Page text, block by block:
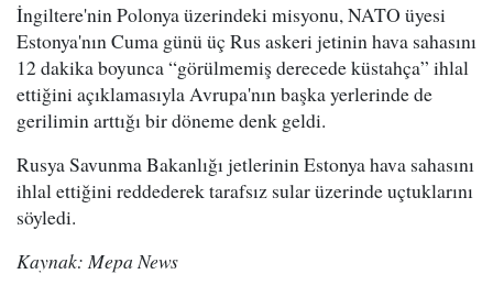
İngiltere'nin Polonya üzerindeki misyonu, NATO üyesi
Estonya'nın Cuma günü üç Rus askeri jetinin hava sahasını
12 dakika boyunca “görülmemiş derecede küstahça” ihlal
ettiğini açıklamasıyla Avrupa'nın başka yerlerinde de
gerilimin arttığı bir döneme denk geldi.
Rusya Savunma Bakanlığı jetlerinin Estonya hava sahasını
ihlal ettiğini reddederek tarafsız sular üzerinde uçtuklarını
söyledi.
Kaynak: Mepa News